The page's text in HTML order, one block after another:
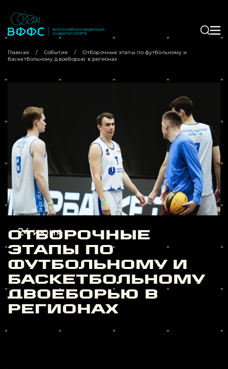
Главная / События /
Отборочные этапы по футбольному и
баскетбольному двоеборью в регионах
24 июня
Отборочные
этапы по
футбольному и
баскетбольному
двоеборью в
регионах